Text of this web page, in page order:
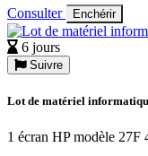
Consulter Enchérir
6 jours
Suivre
Lot de matériel
1 écran HP modèle